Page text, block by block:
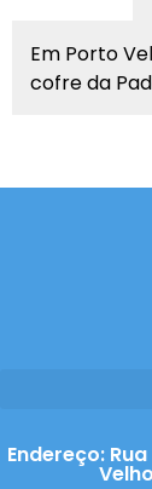
Em Porto
cofre da
Endereço: